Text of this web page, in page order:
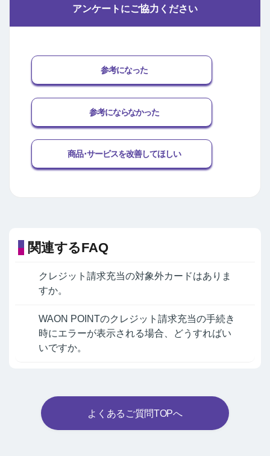
アンケートにご協力ください
参考になった
参考にならなかった
商品･サービスを改善してほしい
関連するFAQ
クレジット請求充当の対象外カードはありま
すか。
WAON POINTのクレジット請求充当の手続き
時にエラーが表示される場合、どうすればい
いですか。
よくあるご質問TOPへ